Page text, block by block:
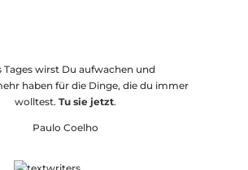
Tages wirst Du aufwachen und
haben für die Dinge, die du immer
wolltest.Tu sie jetzt.
Paulo Coelho